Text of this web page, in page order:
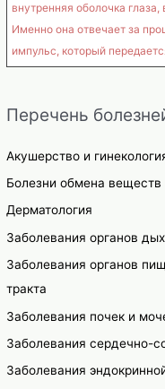
внутренняя оболочка
Именно она отвечает за
импульс, который
Перечень
Акушерство и
Болезни обмена веществ
Дерматология
Заболевания органов
Заболевания органов
тракта
Заболевания почек и
Заболевания сердечно-
Заболевания